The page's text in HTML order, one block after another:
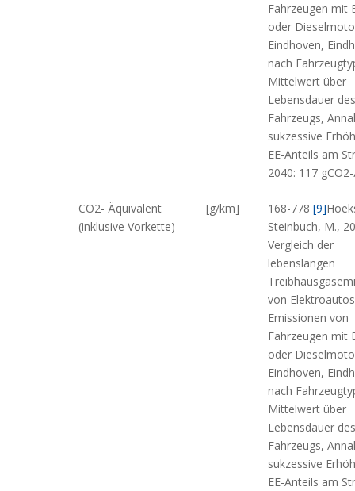
Fahrzeugen mit
oder
Eindhoven,
nach
Mittelwert über
Lebensdauer des
Fahrzeugs,
sukzessive
EE-Anteils am
2040: 117
CO2- Äquivalent
(inklusive Vorkette)
[g/km] 168-778 [9]
Steinbuch, M.,
Vergleich der
lebenslangen
von
Emissionen von
Fahrzeugen mit
oder
Eindhoven,
nach
Mittelwert über
Lebensdauer des
Fahrzeugs,
sukzessive
EE-Anteils am